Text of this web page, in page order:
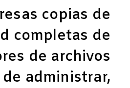
copias de
completas de
de archivos
administrar,